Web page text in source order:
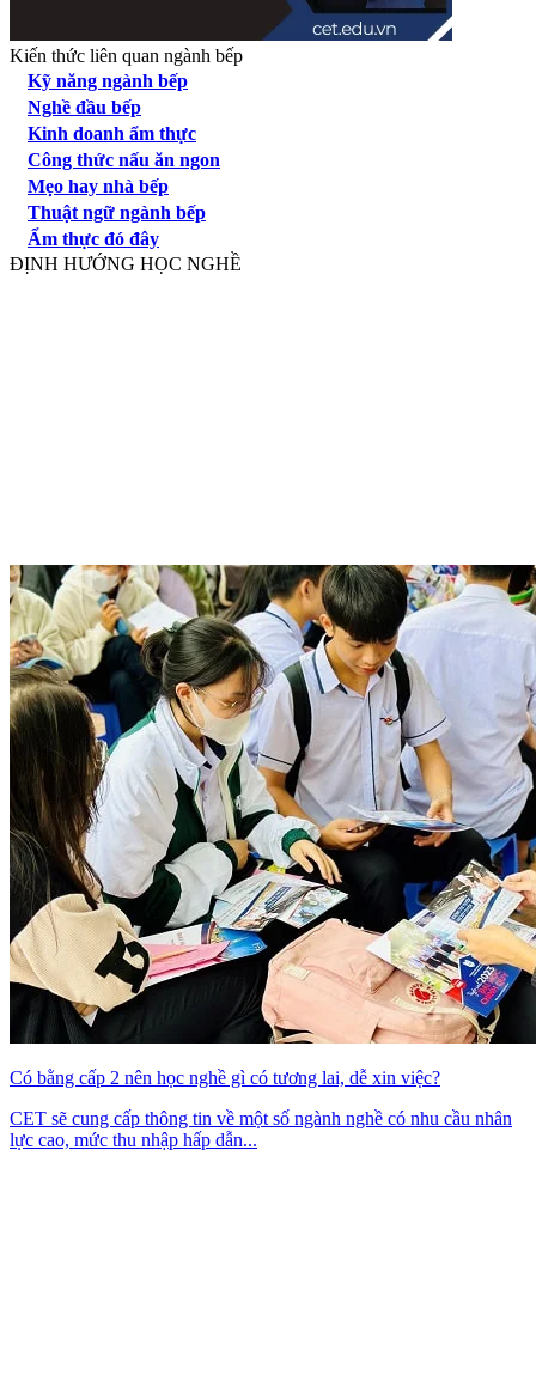
Kiến thức liên quan ngành bếp
Kỹ năng ngành bếp
Nghề đầu bếp
Kinh doanh ẩm thực
Công thức nấu ăn ngon
Mẹo hay nhà bếp
Thuật ngữ ngành bếp
Ẩm thực đó đây
ĐỊNH HƯỚNG HỌC NGHỀ
Có bằng cấp 2 nên học nghề gì có tương lai, dễ xin việc?
CET sẽ cung cấp thông tin về một số ngành nghề có nhu cầu nhân
lực cao, mức thu nhập hấp dẫn...